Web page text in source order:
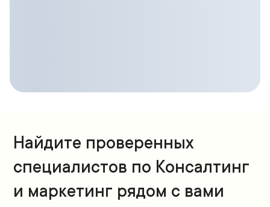
Найдите проверенных
специалистов по Консалтинг
и маркетинг рядом с вами